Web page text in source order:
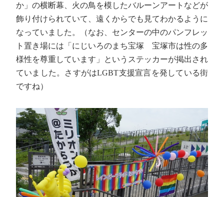
か」の横断幕、火の鳥を模したバルーンアートなどが
飾り付けられていて、遠くからでも見てわかるように
なっていました。（なお、センターの中のパンフレッ
ト置き場には「にじいろのまち宝塚 宝塚市は性の多
様性を尊重しています」というステッカーが掲出され
ていました。さすがはLGBT支援宣言を発している街
ですね）